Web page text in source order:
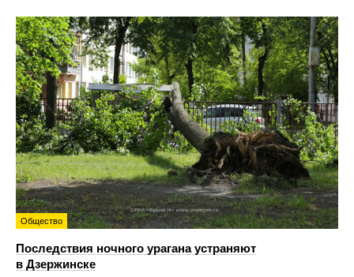
Общество
Последствия ночного урагана устраняют
в Дзержинске